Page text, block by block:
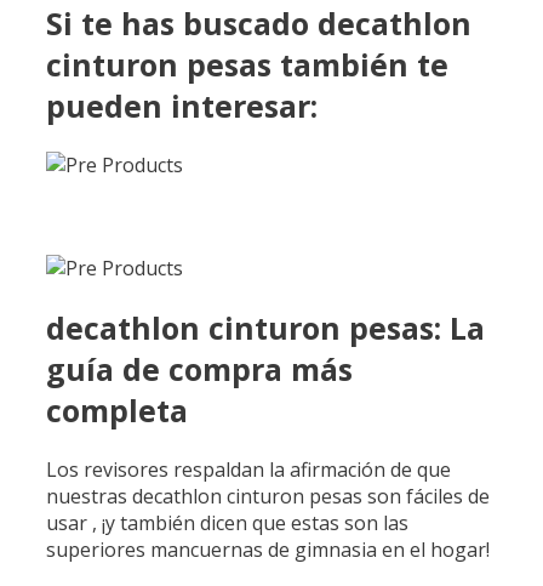
Si te has buscado decathlon
cinturon pesas también te
pueden interesar:
decathlon cinturon pesas: La
guía de compra más
completa
Los revisores respaldan la afirmación de que
nuestras decathlon cinturon pesas son fáciles de
usar , ¡y también dicen que estas son las
superiores mancuernas de gimnasia en el hogar!